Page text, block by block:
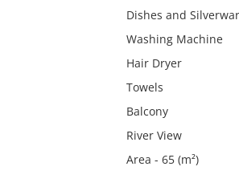
Dishes and
Washing Machine
Hair Dryer
Towels
Balcony
River View
Area - 65 (m²)